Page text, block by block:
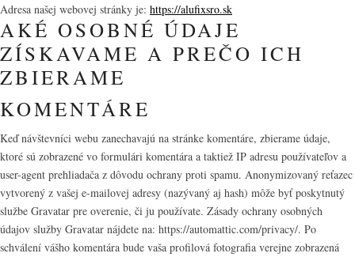
Adresa našej webovej stránky je: https://alufixsro.sk
AKÉ OSOBNÉ ÚDAJE
ZÍSKAVAME A PREČO ICH
ZBIERAME
KOMENTÁRE
Keď návštevníci webu zanechavajú na stránke komentáre, zbierame údaje,
ktoré sú zobrazené vo formulári komentára a taktiež IP adresu používateľov a
user-agent prehliadača z dôvodu ochrany proti spamu. Anonymizovaný reťazec
vytvorený z vašej e-mailovej adresy (nazývaný aj hash) môže byť poskytnutý
službe Gravatar pre overenie, či ju používate. Zásady ochrany osobných
údajov služby Gravatar nájdete na: https://automattic.com/privacy/. Po
schválení vášho komentára bude vaša profilová fotografia verejne zobrazená